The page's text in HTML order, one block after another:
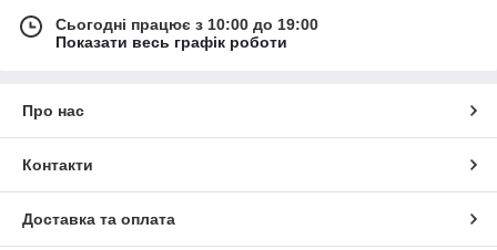
Сьогодні працює з 10:00 до 19:00
Показати весь графік роботи
Про нас
Контакти
Доставка та оплата